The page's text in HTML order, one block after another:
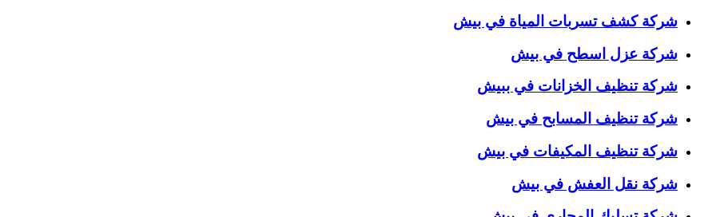
شركة كشف تسربات المياة في بيش
شركة عزل اسطح في بيش
شركة تنظيف الخزانات في ببيش
شركة تنظيف المسابح في بيش
شركة تنظيف المكيفات في بيش
شركة نقل العفش في بيش